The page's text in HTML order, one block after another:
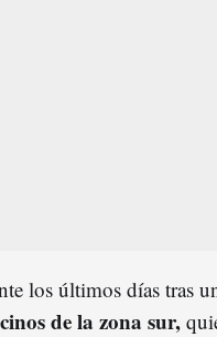
los últimos días tras
de la zona sur,